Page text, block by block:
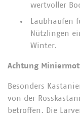
wertvoller
Laubhaufen
Nützlingen
Winter.
Achtung
Besonders
von der
betroffen. Die